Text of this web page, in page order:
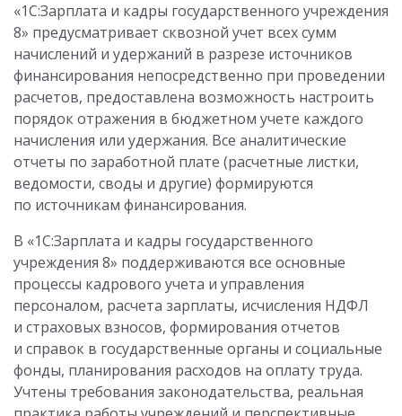
«1С:Зарплата и кадры государственного учреждения
8» предусматривает сквозной учет всех сумм
начислений и удержаний в разрезе источников
финансирования непосредственно при проведении
расчетов, предоставлена возможность настроить
порядок отражения в бюджетном учете каждого
начисления или удержания. Все аналитические
отчеты по заработной плате (расчетные листки,
ведомости, своды и другие) формируются
по источникам финансирования.
В «1С:Зарплата и кадры государственного
учреждения 8» поддерживаются все основные
процессы кадрового учета и управления
персоналом, расчета зарплаты, исчисления НДФЛ
и страховых взносов, формирования отчетов
и справок в государственные органы и социальные
фонды, планирования расходов на оплату труда.
Учтены требования законодательства, реальная